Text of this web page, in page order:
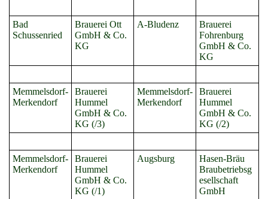
Bad
Schussenried
Brauerei Ott
GmbH & Co.
KG
A-Bludenz
Brauerei
Fohrenburg
GmbH & Co.
KG
Memmelsdorf-
Merkendorf
Brauerei
Hummel
GmbH & Co.
KG (/3)
Memmelsdorf-
Merkendorf
Brauerei
Hummel
GmbH & Co.
KG (/2)
Memmelsdorf-
Merkendorf
Brauerei
Hummel
GmbH & Co.
KG (/1)
Augsburg
Hasen-Bräu
Braubetriebsg
esellschaft
GmbH